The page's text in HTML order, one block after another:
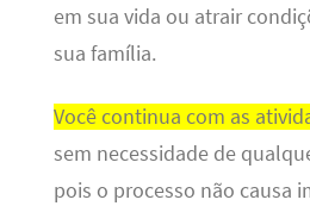
em sua vida ou atrair
sua família.
Você continua com as
sem necessidade de
pois o processo não causa